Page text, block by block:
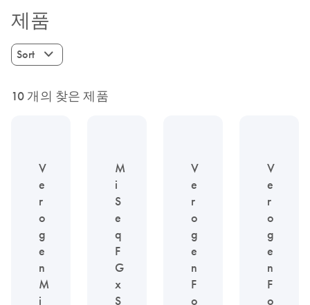
제품
Sort
10 개의 찾은 제품
V
e
r
o
g
e
n
M
i
M
i
S
e
q
F
G
x
S
V
e
r
o
g
e
n
F
o
V
e
r
o
g
e
n
F
o